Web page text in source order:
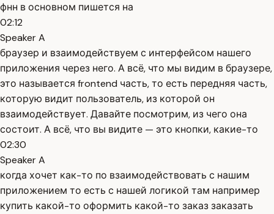
фнн в основном пишется на
02:12
Speaker A
браузер и взаимодействуем с интерфейсом нашего
приложения через него. А всё, что мы видим в браузере,
это называется frontend часть, то есть передняя часть,
которую видит пользователь, из которой он
взаимодействует. Давайте посмотрим, из чего она
состоит. А всё, что вы видите — это кнопки, какие-то
02:30
Speaker A
когда хочет как-то по взаимодействовать с нашим
приложением то есть с нашей логикой там например
купить какой-то оформить какой-то заказ заказать